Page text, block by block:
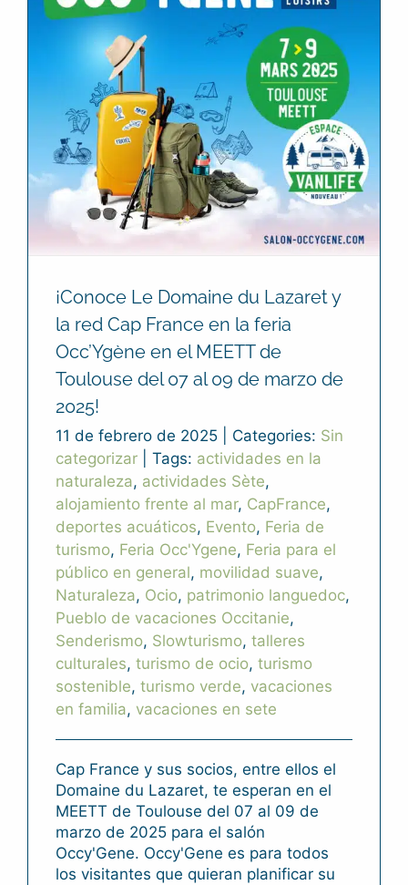
¡Conoce Le Domaine du Lazaret y
la red Cap France en la feria
Occ’Ygène en el MEETT de
Toulouse del 07 al 09 de marzo de
2025!
11 de febrero de 2025 Categories: Sin
categorizar
Tags: actividades en la
naturaleza, actividades Sète,
alojamiento frente al mar, CapFrance,
deportes acuáticos, Evento, Feria de
turismo, Feria Occ'Ygene, Feria para el
público en general, movilidad suave,
Naturaleza, Ocio, patrimonio languedoc,
Pueblo de vacaciones Occitanie,
Senderismo, Slowturismo, talleres
culturales, turismo de ocio, turismo
sostenible, turismo verde, vacaciones
en familia, vacaciones en sete
Cap France y sus socios, entre ellos el
Domaine du Lazaret, te esperan en el
MEETT de Toulouse del 07 al 09 de
marzo de 2025 para el salón
Occy'Gene. Occy'Gene es para todos
los visitantes que quieran planificar su